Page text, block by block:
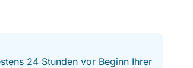
24 Stunden vor Beginn Ihrer